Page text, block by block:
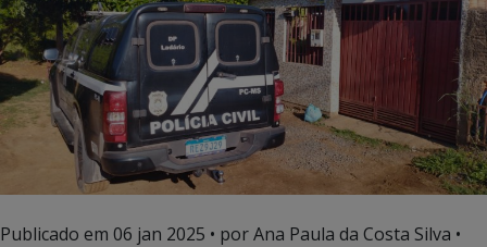
Publicado em 06 jan 2025 • por Ana Paula da Costa Silva •